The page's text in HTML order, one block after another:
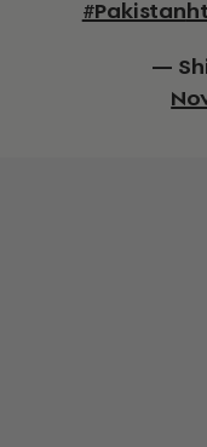
#Pakistan
—